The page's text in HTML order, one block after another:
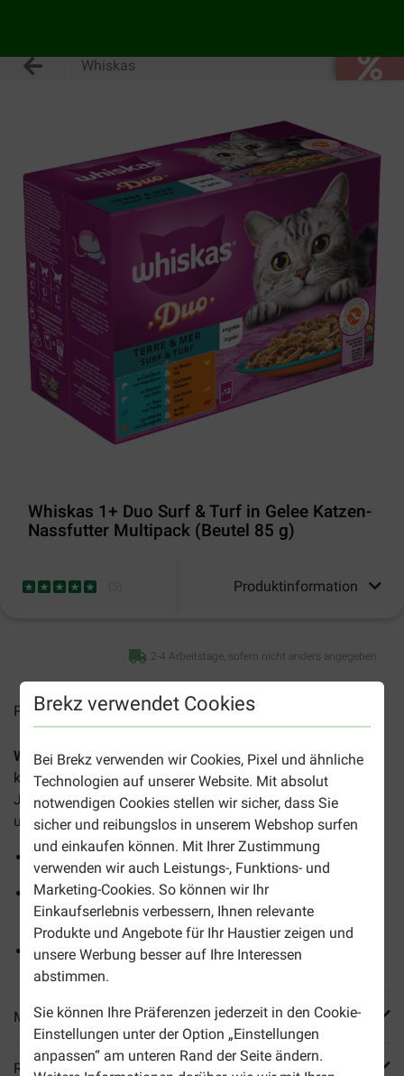
Brekz verwendet Cookies
Bei Brekz verwenden wir Cookies, Pixel und ähnliche
Technologien auf unserer Website. Mit absolut
notwendigen Cookies stellen wir sicher, dass Sie
sicher und reibungslos in unserem Webshop surfen
und einkaufen können. Mit Ihrer Zustimmung
verwenden wir auch Leistungs-, Funktions- und
Marketing-Cookies. So können wir Ihr
Einkaufserlebnis verbessern, Ihnen relevante
Produkte und Angebote für Ihr Haustier zeigen und
unsere Werbung besser auf Ihre Interessen
abstimmen.
Sie können Ihre Präferenzen jederzeit in den Cookie-
Einstellungen unter der Option „Einstellungen
anpassen“ am unteren Rand der Seite ändern.
Whiskas
Whiskas 1+ Duo Surf & Turf in Gelee Katzen-
Nassfutter Multipack (Beutel 85 g)
Produktinformation
2-4 Arbeitstage, sofern nicht anders angegeben
Preise inkl. MwSt zzgl.Versandkosten
Whiskas 1+ Duo Surf & Turf in Gelee Multipackist ein
köstliches Nassfutter für erwachsene Katzen ab 1 Jahr.
Jeder Portionsbeutel enthält eine Kombination von Fleisch
und Fisch. Ein wahrhaftes Geschmackserlebnis!
Vollwertige Mahlzeit
Ausgewogene Nährstoffmischung, mit den Vitaminen B
und D
Vier Geschmackskombinationen
Mehr Produktinfos
Reviews